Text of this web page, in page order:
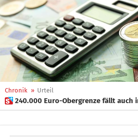
Chronik » Urteil
 240.000 Euro-Obergrenze fällt